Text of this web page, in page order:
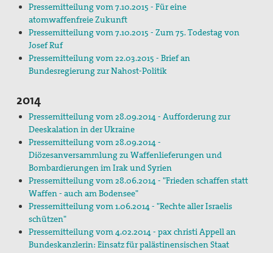
Pressemitteilung vom 7.10.2015 - Für eine
atomwaffenfreie Zukunft
Pressemitteilung vom 7.10.2015 - Zum 75. Todestag von
Josef Ruf
Pressemitteilung vom 22.03.2015 - Brief an
Bundesregierung zur Nahost-Politik
2014
Pressemitteilung vom 28.09.2014 - Aufforderung zur
Deeskalation in der Ukraine
Pressemitteilung vom 28.09.2014 -
Diözesanversammlung zu Waffenlieferungen und
Bombardierungen im Irak und Syrien
Pressemitteilung vom 28.06.2014 - "Frieden schaffen statt
Waffen - auch am Bodensee"
Pressemitteilung vom 1.06.2014 - "Rechte aller Israelis
schützen"
Pressemitteilung vom 4.02.2014 - pax christi Appell an
Bundeskanzlerin: Einsatz für palästinensischen Staat